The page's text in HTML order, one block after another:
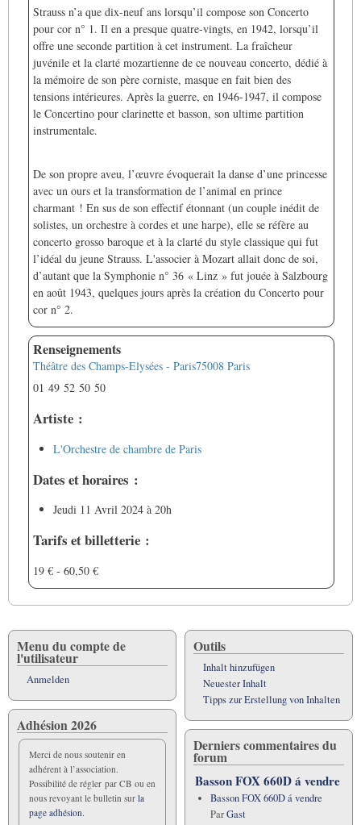
Strauss n’a que dix-neuf ans lorsqu’il compose son Concerto
pour cor n° 1. Il en a presque quatre-vingts, en 1942, lorsqu’il
offre une seconde partition à cet instrument. La fraîcheur
juvénile et la clarté mozartienne de ce nouveau concerto, dédié à
la mémoire de son père corniste, masque en fait bien des
tensions intérieures. Après la guerre, en 1946-1947, il compose
le Concertino pour clarinette et basson, son ultime partition
instrumentale.
De son propre aveu, l’œuvre évoquerait la danse d’une princesse
avec un ours et la transformation de l’animal en prince
charmant ! En sus de son effectif étonnant (un couple inédit de
solistes, un orchestre à cordes et une harpe), elle se réfère au
concerto grosso baroque et à la clarté du style classique qui fut
l’idéal du jeune Strauss. L'associer à Mozart allait donc de soi,
d’autant que la Symphonie n° 36 « Linz » fut jouée à Salzbourg
en août 1943, quelques jours après la création du Concerto pour
cor n° 2.
Renseignements
Théâtre des Champs-Elysées - Paris75008 Paris
01 49 52 50 50
Artiste :
L'Orchestre de chambre de Paris
Dates et horaires :
Jeudi 11 Avril 2024 à 20h
Tarifs et billetterie :
19 € - 60,50 €
Menu du compte de
l'utilisateur
Anmelden
Adhésion 2026
Merci de nous soutenir en
adhérent à l’association.
Possibilité de régler par CB ou en
nous revoyant le bulletin sur la
page adhésion.
Outils
Inhalt hinzufügen
Neuester Inhalt
Tipps zur Erstellung von Inhalten
Derniers commentaires du
forum
Basson FOX 660D á vendre
Basson FOX 660D á vendre
ParGast